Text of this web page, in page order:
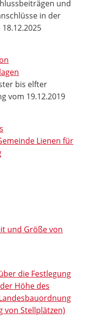
und
in der
bis elfter
vom 19.12.2019
Lienen für
und Größe von
die Festlegung
Höhe des
von Stellplätzen)